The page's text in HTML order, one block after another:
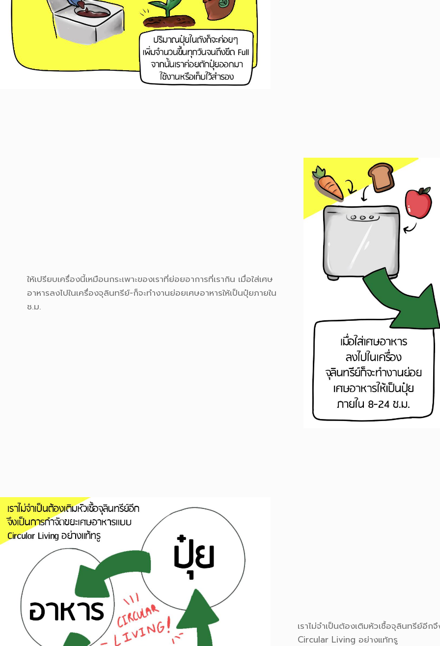
ให้เปรียบเครื่องนี้เหมือนกระเพาะของเราที่ย่อยอาการที่เรากิน เมื่อใส่เศษ
อาหารลงไปในเครื่องจุลินทรีย์-ก็จะทำงานย่อยเศษอาหารให้เป็นปุ๋ยภายใน
ช.ม.
เราไม่จำเป็นต้องเติมหัวเชื้อจุลินทรีย์อีก
Circular Living อย่างแท้ทรู